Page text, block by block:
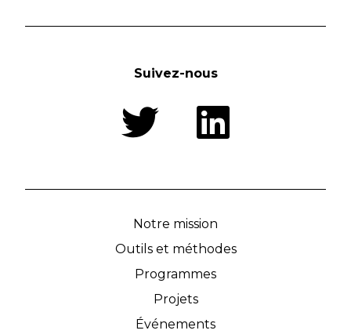
Suivez-nous
Notre mission
Outils et méthodes
Programmes
Projets
Événements